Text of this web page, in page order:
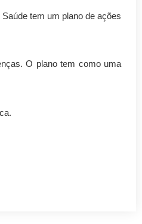
tem um plano de ações
O plano tem como uma